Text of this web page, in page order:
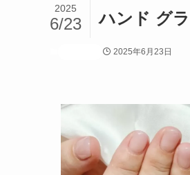
ハンド グ
2025
6/23
2025年6月23日